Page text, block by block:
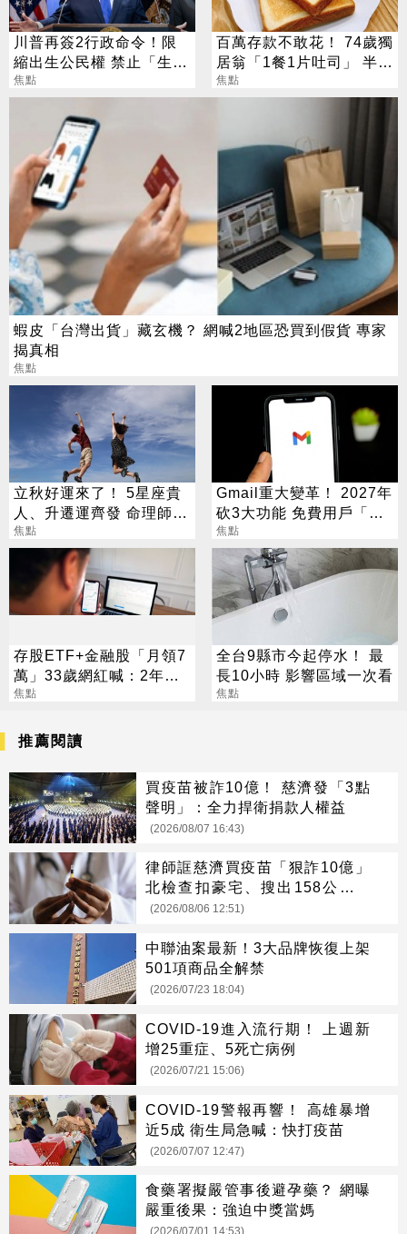
川普再簽2行政命令！限
縮出生公民權 禁止「生育
旅遊」
焦點
百萬存款不敢花！ 74歲獨
居翁「1餐1片吐司」 半年
暴瘦嚇壞女兒
焦點
蝦皮「台灣出貨」藏玄機？ 網喊2地區恐買到假貨 專家
揭真相
焦點
立秋好運來了！ 5星座貴
人、升遷運齊發 命理師：
把握黃金轉運期
焦點
Gmail重大變革！ 2027年
砍3大功能 免費用戶「這
好康」不能用了
焦點
存股ETF+金融股「月領7
萬」33歲網紅喊：2年內
要退休
焦點
全台9縣市今起停水！ 最
長10小時 影響區域一次看
焦點
推薦閱讀
買疫苗被詐10億！ 慈濟發「3點
聲明」：全力捍衛捐款人權益
(2026/08/07 16:43)
律師誆慈濟買疫苗「狠詐10億」
北檢查扣豪宅、搜出158公斤黃
金
(2026/08/06 12:51)
中聯油案最新！3大品牌恢復上架
501項商品全解禁
(2026/07/23 18:04)
COVID-19進入流行期！ 上週新
增25重症、5死亡病例
(2026/07/21 15:06)
COVID-19警報再響！ 高雄暴增
近5成 衛生局急喊：快打疫苗
(2026/07/07 12:47)
食藥署擬嚴管事後避孕藥？ 網曝
嚴重後果：強迫中獎當媽